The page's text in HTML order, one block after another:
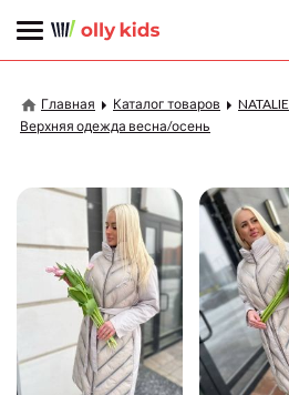
Главная Каталог товаров
NATALIE
Верхняя одежда весна/осень